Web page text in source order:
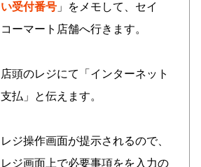
い受付番号 」をメモして、セイ
コーマート店舗へ行きます。
店頭のレジにて「インターネット
支払」と伝えます。
レジ操作画面が提示されるので、
レジ画面上で必要事項をを入力の